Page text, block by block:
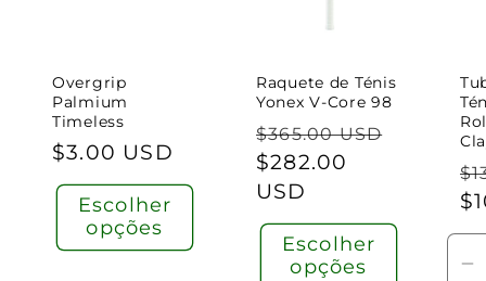
Overgrip
Palmium
Timeless
Preço
normal
$3.00 USD
Escolher
opções
Raquete de Ténis
Yonex V-Core 98
Preço
normal
$365.00 USD
Preço
de
saldo
$282.00
USD
Escolher
opções